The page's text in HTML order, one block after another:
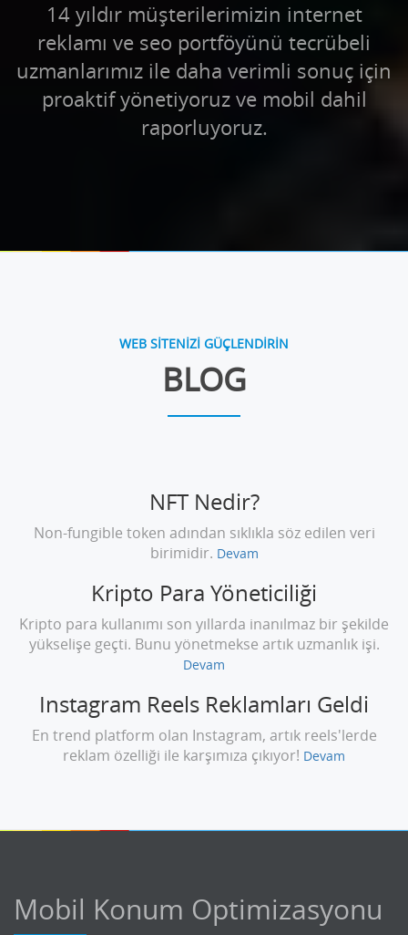
14 yıldır müşterilerimizin internet
reklamı ve seo portföyünü tecrübeli
uzmanlarımız ile daha verimli sonuç için
proaktif yönetiyoruz ve mobil dahil
raporluyoruz.
WEB SİTENİZİ GÜÇLENDİRİN
BLOG
NFT Nedir?
Non-fungible token adından sıklıkla söz edilen veri
birimidir. Devam
Kripto Para Yöneticiliği
Kripto para kullanımı son yıllarda inanılmaz bir şekilde
yükselişe geçti. Bunu yönetmekse artık uzmanlık işi.
Devam
Instagram Reels Reklamları Geldi
En trend platform olan Instagram, artık reels'lerde
reklam özelliği ile karşımıza çıkıyor! Devam
Mobil Konum Optimizasyonu